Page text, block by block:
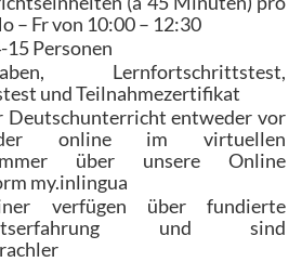
– Fr von 10:00 – 12:30
15 Personen
Lernfortschrittstest,
und Teilnahmezertifikat
Deutschunterricht entweder vor
online im virtuellen
über unsere Online
my.inlingua
verfügen über fundierte
und sind